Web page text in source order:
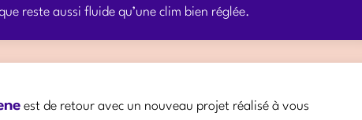
reste aussi fluide qu’une clim bien réglée.
est de retour avec un nouveau projet réalisé à vous